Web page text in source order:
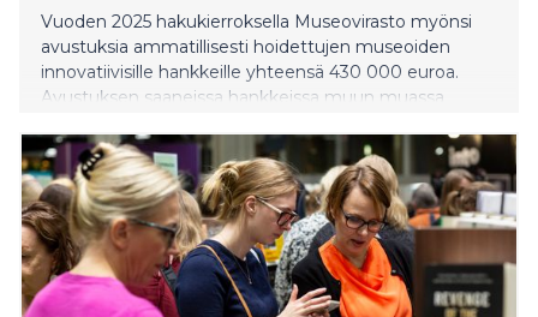
Vuoden 2025 hakukierroksella Museovirasto myönsi
avustuksia ammatillisesti hoidettujen museoiden
innovatiivisille hankkeille yhteensä 430 000 euroa.
Avustuksen saaneissa hankkeissa muun muassa
vahvistetaan museon vaikusta alueella ja kehitetään
verkostotoimintaa.